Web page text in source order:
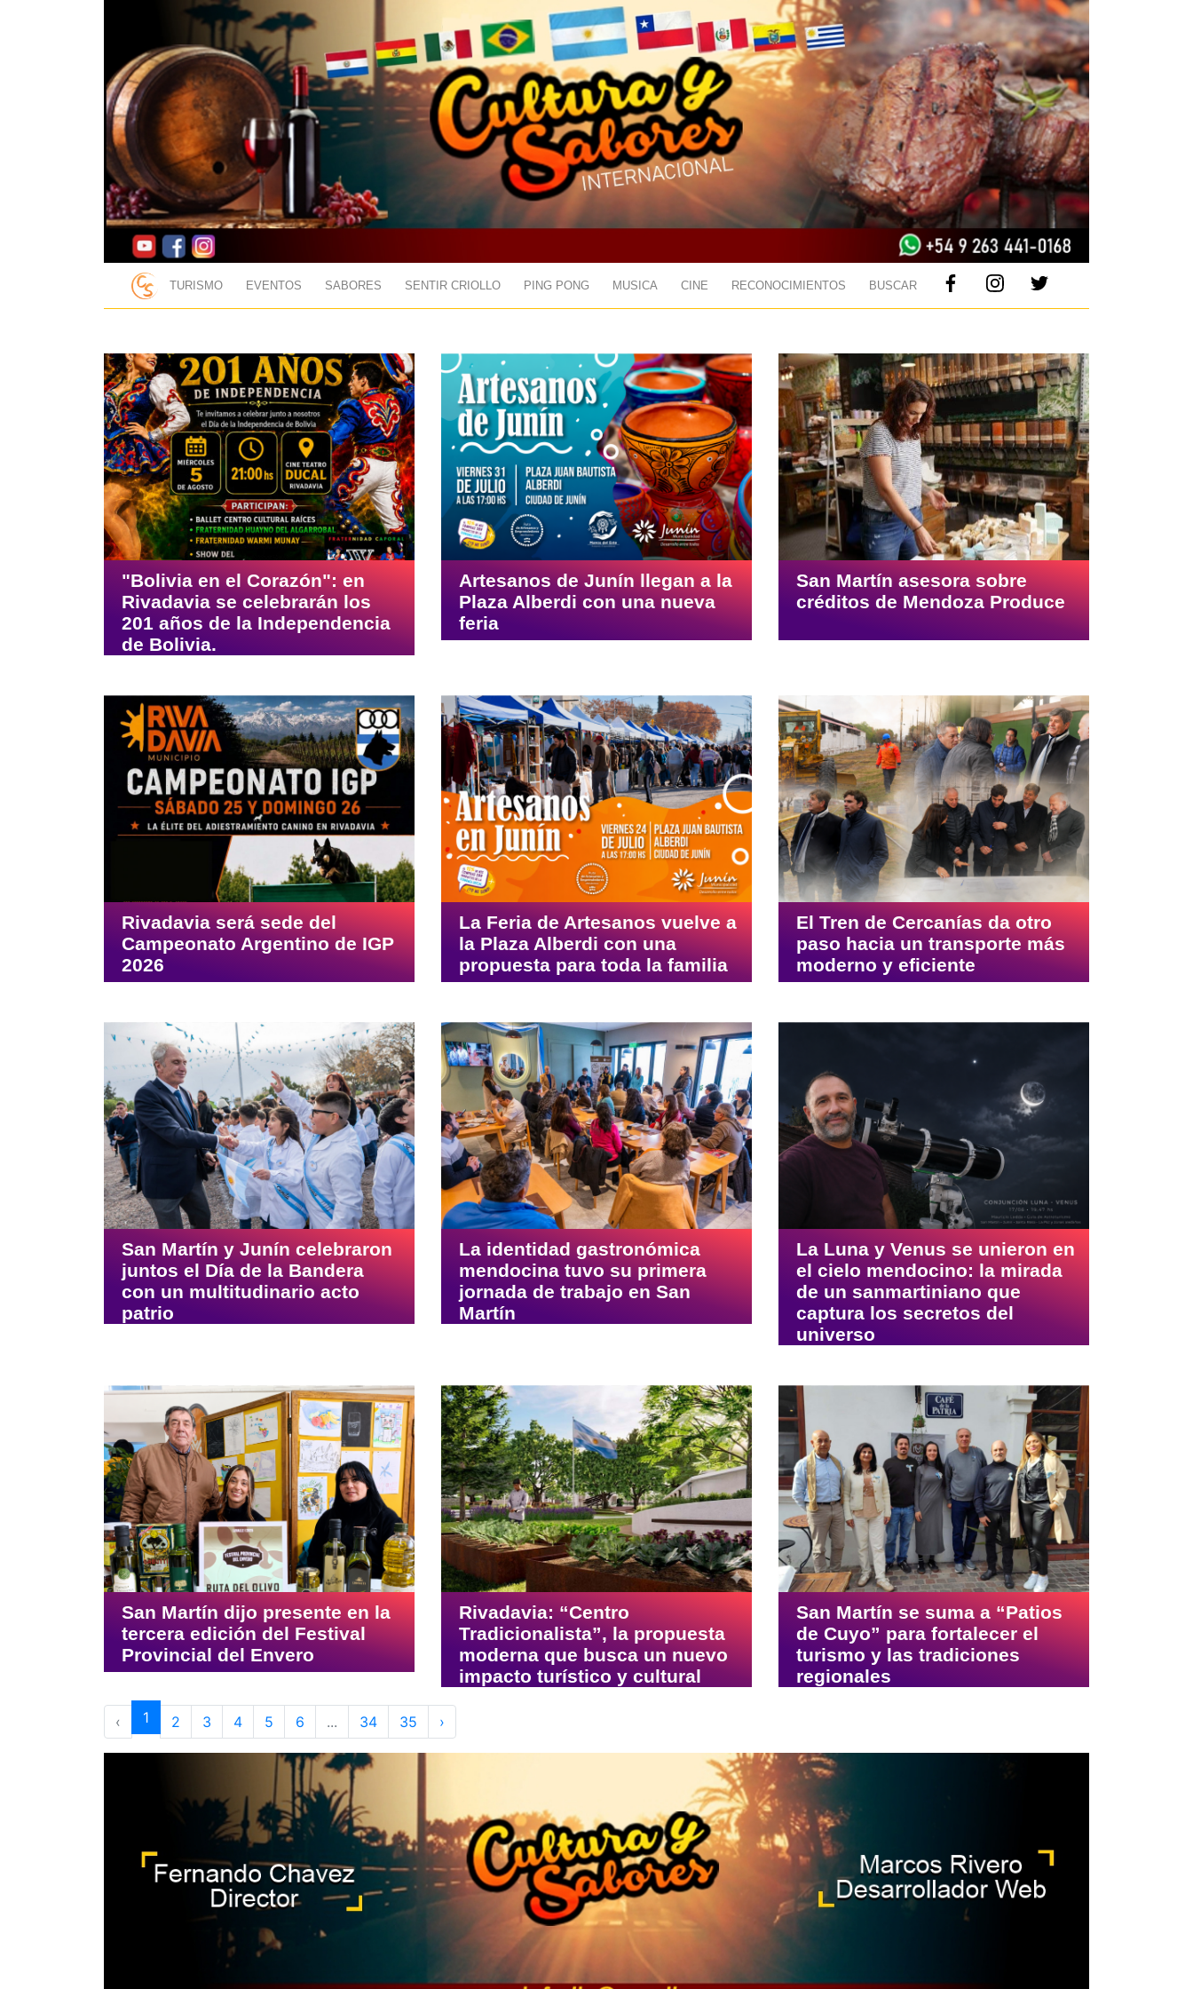
TURISMO EVENTOS SABORES SENTIR CRIOLLO PING PONG MUSICA CINE RECONOCIMIENTOS BUSCAR
"Bolivia en el Corazón": en
Rivadavia se celebrarán los
201 años de la Independencia
de Bolivia.
Artesanos de Junín llegan a la
Plaza Alberdi con una nueva
feria
San Martín asesora sobre
créditos de Mendoza Produce
Rivadavia será sede del
Campeonato Argentino de IGP
2026
La Feria de Artesanos vuelve a
la Plaza Alberdi con una
propuesta para toda la familia
El Tren de Cercanías da otro
paso hacia un transporte más
moderno y eficiente
San Martín y Junín celebraron
juntos el Día de la Bandera
con un multitudinario acto
patrio
La identidad gastronómica
mendocina tuvo su primera
jornada de trabajo en San
Martín
La Luna y Venus se unieron en
el cielo mendocino: la mirada
de un sanmartiniano que
captura los secretos del
universo
San Martín dijo presente en la
tercera edición del Festival
Provincial del Envero
Rivadavia: “Centro
Tradicionalista”, la propuesta
moderna que busca un nuevo
impacto turístico y cultural
San Martín se suma a “Patios
de Cuyo” para fortalecer el
turismo y las tradiciones
regionales
‹ 1 2 3 4 5 6 ... 34 35 ›